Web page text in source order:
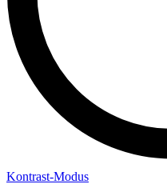
Kontrast-Modus